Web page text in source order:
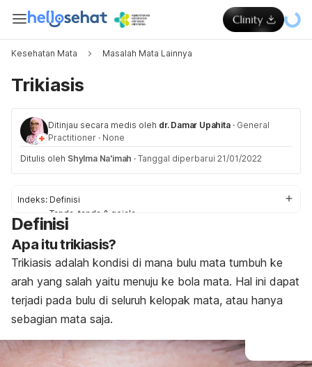
Kesehatan Mata Masalah Mata Lainnya
Trikiasis
Ditinjau secara medis oleh dr. Damar Upahita · General
Practitioner · None
Ditulis oleh Shylma Na'imah · Tanggal diperbarui 21/01/2022
Indeks: Definisi
Tanda-tanda & gejala
Penyebab
Faktor-faktor risiko
Pengobatan di rumah
Definisi
Apa itu trikiasis?
Trikiasis adalah kondisi di mana bulu mata tumbuh ke
arah yang salah yaitu menuju ke bola mata. Hal ini dapat
terjadi pada bulu di seluruh kelopak mata, atau hanya
sebagian mata saja.